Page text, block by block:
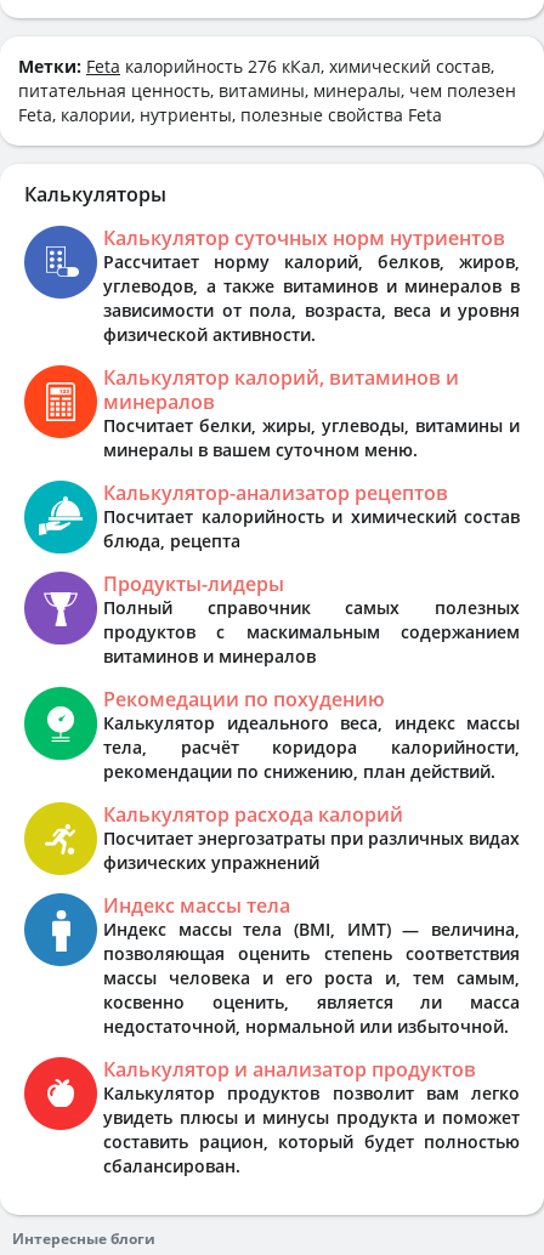
Метки: Feta калорийность 276 кКал, химический состав,
питательная ценность, витамины, минералы, чем полезен
Feta, калории, нутриенты, полезные свойства Feta
Калькуляторы
Калькулятор суточных норм нутриентов
Рассчитает норму калорий, белков, жиров,
углеводов, а также витаминов и минералов в
зависимости от пола, возраста, веса и уровня
физической активности.
Калькулятор калорий, витаминов и
минералов
Посчитает белки, жиры, углеводы, витамины и
минералы в вашем суточном меню.
Калькулятор-анализатор рецептов
Посчитает калорийность и химический состав
блюда, рецепта
Продукты-лидеры
Полный справочник самых полезных
продуктов с маскимальным содержанием
витаминов и минералов
Рекомедации по похудению
Калькулятор идеального веса, индекс массы
тела, расчёт коридора калорийности,
рекомендации по снижению, план действий.
Калькулятор расхода калорий
Посчитает энергозатраты при различных видах
физических упражнений
Индекс массы тела
Индекс массы тела (BMI, ИМТ) — величина,
позволяющая оценить степень соответствия
массы человека и его роста и, тем самым,
косвенно оценить, является ли масса
недостаточной, нормальной или избыточной.
Калькулятор и анализатор продуктов
Калькулятор продуктов позволит вам легко
увидеть плюсы и минусы продукта и поможет
составить рацион, который будет полностью
сбалансирован.
Интересные блоги